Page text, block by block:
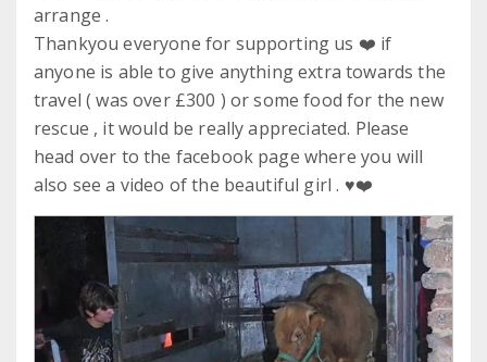
arrange .
Thankyou everyone for supporting us ❤️ if
anyone is able to give anything extra towards the
travel ( was over £300 ) or some food for the new
rescue , it would be really appreciated. Please
head over to the facebook page where you will
also see a video of the beautiful girl . ♥️❤️